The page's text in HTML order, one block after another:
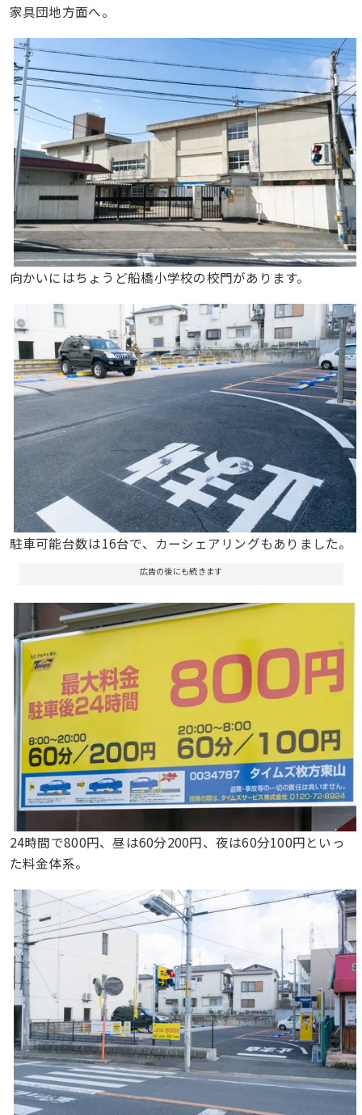
家具団地方面へ。
向かいにはちょうど船橋小学校の校門があります。
駐車可能台数は16台で、カーシェアリングもありました。
広告の後にも続きます
24時間で800円、昼は60分200円、夜は60分100円といっ
た料金体系。